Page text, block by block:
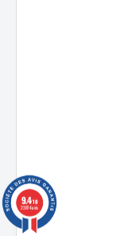
9.4/10
23874 avis